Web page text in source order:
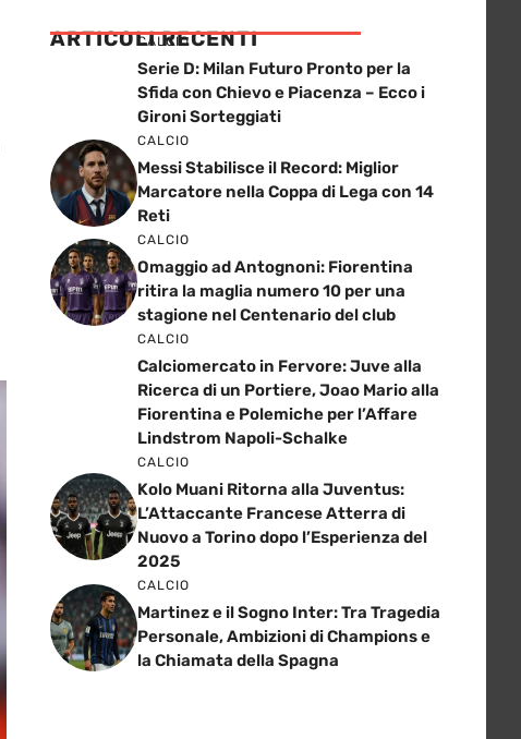
ARTICOLI RECENTI
CALCIO
Serie D: Milan Futuro Pronto per la
Sfida con Chievo e Piacenza – Ecco i
Gironi Sorteggiati
CALCIO
Messi Stabilisce il Record: Miglior
Marcatore nella Coppa di Lega con 14
Reti
CALCIO
Omaggio ad Antognoni: Fiorentina
ritira la maglia numero 10 per una
stagione nel Centenario del club
CALCIO
Calciomercato in Fervore: Juve alla
Ricerca di un Portiere, Joao Mario alla
Fiorentina e Polemiche per l’Affare
Lindstrom Napoli-Schalke
CALCIO
Kolo Muani Ritorna alla Juventus:
L’Attaccante Francese Atterra di
Nuovo a Torino dopo l’Esperienza del
2025
CALCIO
Martinez e il Sogno Inter: Tra Tragedia
Personale, Ambizioni di Champions e
la Chiamata della Spagna